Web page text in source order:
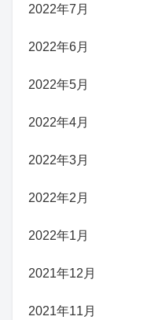
2022年7月
2022年6月
2022年5月
2022年4月
2022年3月
2022年2月
2022年1月
2021年12月
2021年11月